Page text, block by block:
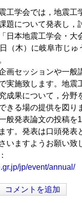
工学会では，地震工
題について発表し，
日本地震工学会・大
（木）に岐阜市じゅ
画セッションや一般
実施致します。地震
成果について，分野
きる場の提供を図り
般発表論文の投稿を
す。発表は口頭発表
いますようお願い致
jp/event/annual/
コメントを追加